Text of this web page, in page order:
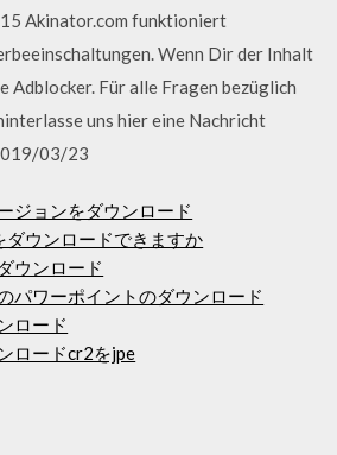
Akinator.com funktioniert
Wenn Dir der Inhalt
Für alle Fragen bezüglich
uns hier eine Nachricht
03/23
ジョンをダウンロード
ウンロードできますか
ウンロード
パワーポイントのダウンロード
ロード
ロードcr2をjpe